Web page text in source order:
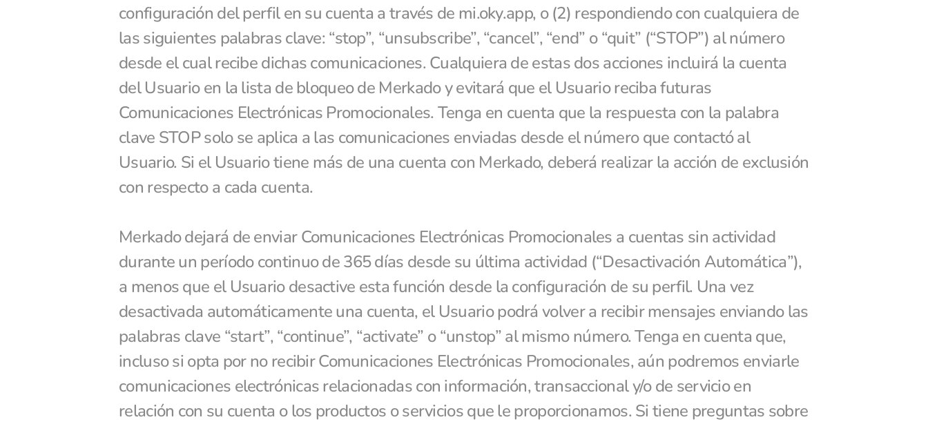
configuración del perfil en su cuenta a través de mi.oky.app, o (2) respondiendo con cualquiera de
las siguientes palabras clave: “stop”, “unsubscribe”, “cancel”, “end” o “quit” (“STOP”) al número
desde el cual recibe dichas comunicaciones. Cualquiera de estas dos acciones incluirá la cuenta
del Usuario en la lista de bloqueo de Merkado y evitará que el Usuario reciba futuras
Comunicaciones Electrónicas Promocionales. Tenga en cuenta que la respuesta con la palabra
clave STOP solo se aplica a las comunicaciones enviadas desde el número que contactó al
Usuario. Si el Usuario tiene más de una cuenta con Merkado, deberá realizar la acción de exclusión
con respecto a cada cuenta.
Merkado dejará de enviar Comunicaciones Electrónicas Promocionales a cuentas sin actividad
durante un período continuo de 365 días desde su última actividad (“Desactivación Automática”),
a menos que el Usuario desactive esta función desde la configuración de su perfil. Una vez
desactivada automáticamente una cuenta, el Usuario podrá volver a recibir mensajes enviando las
palabras clave “start”, “continue”, “activate” o “unstop” al mismo número. Tenga en cuenta que,
incluso si opta por no recibir Comunicaciones Electrónicas Promocionales, aún podremos enviarle
comunicaciones electrónicas relacionadas con información, transaccional y/o de servicio en
relación con su cuenta o los productos o servicios que le proporcionamos. Si tiene preguntas sobre